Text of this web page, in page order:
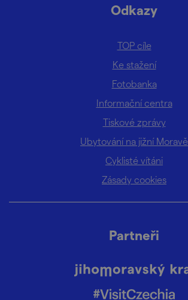
Odkazy
TOP cíle
Ke stažení
Fotobanka
Informační centra
Tiskové zprávy
Ubytování na jižní Moravě
Cyklisté vítáni
Zásady cookies
Partneři